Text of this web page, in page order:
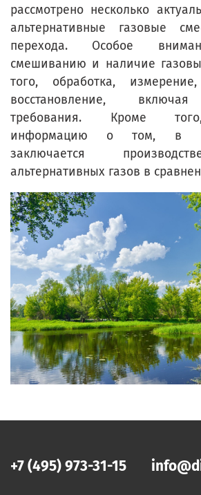
рассмотрено несколько
альтернативные газовые
перехода. Особое
смешиванию и наличие
того, обработка,
восстановление,
требования. Кроме
информацию о том, в
заключается
альтернативных газов в
+7 (495) 973-31-15